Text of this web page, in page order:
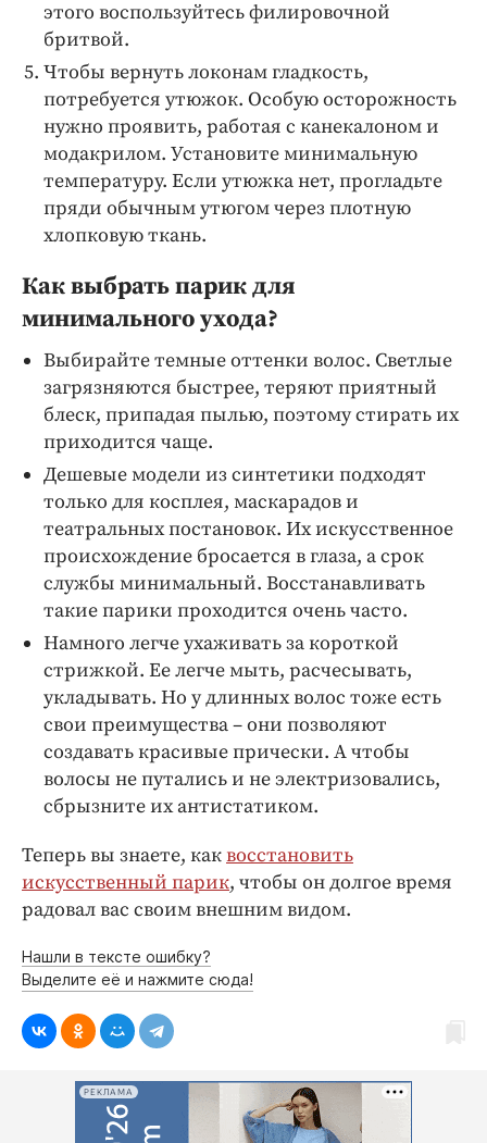
этого воспользуйтесь филировочной
бритвой.
Чтобы вернуть локонам гладкость,
потребуется утюжок. Особую осторожность
нужно проявить, работая с канекалоном и
модакрилом. Установите минимальную
температуру. Если утюжка нет, прогладьте
пряди обычным утюгом через плотную
хлопковую ткань.
Как выбрать парик для
минимального ухода?
Выбирайте темные оттенки волос. Светлые
загрязняются быстрее, теряют приятный
блеск, припадая пылью, поэтому стирать их
приходится чаще.
Дешевые модели из синтетики подходят
только для косплея, маскарадов и
театральных постановок. Их искусственное
происхождение бросается в глаза, а срок
службы минимальный. Восстанавливать
такие парики проходится очень часто.
Намного легче ухаживать за короткой
стрижкой. Ее легче мыть, расчесывать,
укладывать. Но у длинных волос тоже есть
свои преимущества – они позволяют
создавать красивые прически. А чтобы
волосы не путались и не электризовались,
сбрызните их антистатиком.
Теперь вы знаете, каквосстановить
искусственный парик, чтобы он долгое время
радовал вас своим внешним видом.
Нашли в тексте ошибку?
Выделите её и нажмите сюда!
РЕКЛАМА